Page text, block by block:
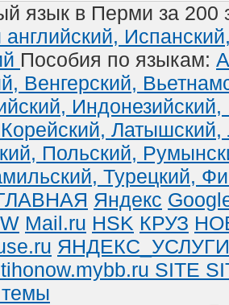
язык в Перми за 200
Пособия по языкам:
Венгерский,
Индонезийский,
Корейский, Латышский,
Польский,
Турецкий,
Яндекс
Mail.ru HSK КРУЗ
ЯНДЕКС_УСЛУГИ
SITE